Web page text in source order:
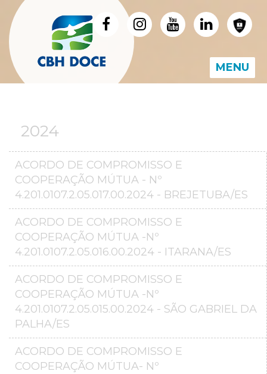
MENU
2024
ACORDO DE COMPROMISSO E
COOPERAÇÃO MÚTUA - Nº
4.201.0107.2.05.017.00.2024 - BREJETUBA/ES
ACORDO DE COMPROMISSO E
COOPERAÇÃO MÚTUA -Nº
4.201.0107.2.05.016.00.2024 - ITARANA/ES
ACORDO DE COMPROMISSO E
COOPERAÇÃO MÚTUA -Nº
4.201.0107.2.05.015.00.2024 - SÃO GABRIEL DA
PALHA/ES
ACORDO DE COMPROMISSO E
COOPERAÇÃO MÚTUA- Nº